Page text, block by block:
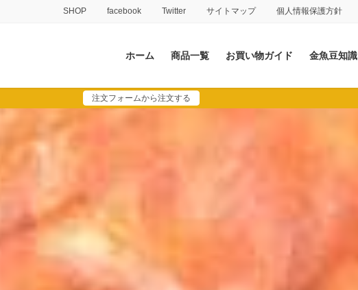
SHOP facebook Twitter サイトマップ 個人情報保護方針
ホーム 商品一覧 お買い物ガイド 金魚豆知識
注文フォームから注文する